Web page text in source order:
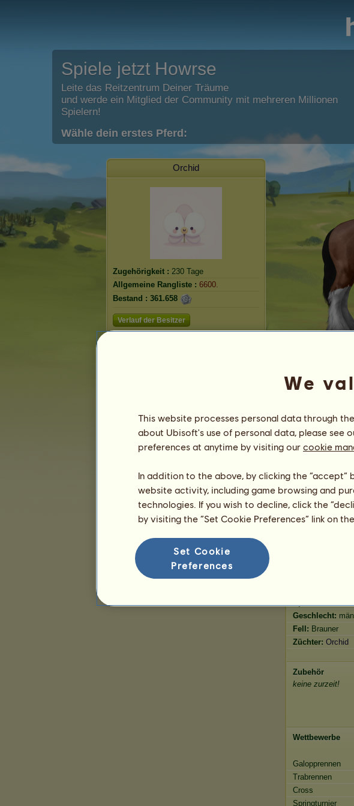
Spiele jetzt Howrse
Leite das Reitzentrum Deiner Träume
und werde ein Mitglied der Community mit mehreren Millionen
Spielern!
Wähle dein erstes Pferd:
Orchid
Zugehörigkeit : 230 Tage
Allgemeine Rangliste : 6600.
Bestand : 361.658
Verlauf der Besitzer
11:00
Ausdauer
Dressur
Galopp
Trab
Geschlecht:
Fell: Brauner
Züchter: Orchid
Zubehör
keine zurzeit!
Wettbewerbe
Galopprennen
Trabrennen
Cross
Springturnier
We
This website processes personal data through
about Ubisoft's use of personal data, please see
preferences at anytime by visiting our cookie
In addition to the above, by clicking the
website activity, including game browsing and
technologies. If you wish to decline, click the
by visiting the “Set Cookie Preferences” link on
Set Cookie
Preferences